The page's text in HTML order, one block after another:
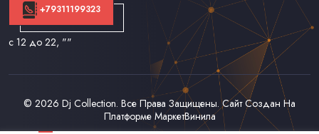
+79311199323
с 12 до 22, ""
© 2026 Dj Collection. Все Права Защищены. Сайт Создан На
Платформе МаркетВинила